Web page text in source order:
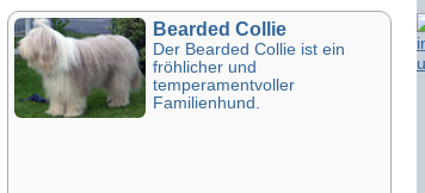
Bearded Collie
Der Bearded Collie ist ein
fröhlicher und
temperamentvoller
Familienhund.